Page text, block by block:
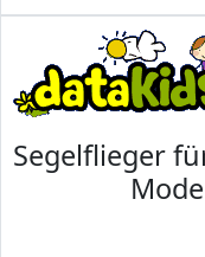
Segelflieger